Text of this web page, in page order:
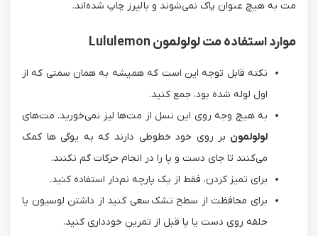
مت به هیچ عنوان پاک نمی‌شوند و با لیرز چاپ شده‌اند.
موارد استفاده مت لولولمون Lululemon
نکته قابل توجه این است که همیشه به همان سمتی که از
اول لوله شده بود، جمع کنید.
به هیچ وجه روی این نسل از مت‌ها لیز نمی‌خورید. مت‌های
لولولمون بر روی خود خطوطی دارند که به یوگی ها کمک
می‌کنند تا جای دست و‌ پا را در انجام حرکات گم نکنند.
برای تمیز کردن، فقط از یک پارچه نم‌دار استفاده کنید.
برای محافظت از سطح تشک سعی کنید از داشتن لوسیون یا
حلقه روی دست یا پا قبل از تمرین خودداری کنید.